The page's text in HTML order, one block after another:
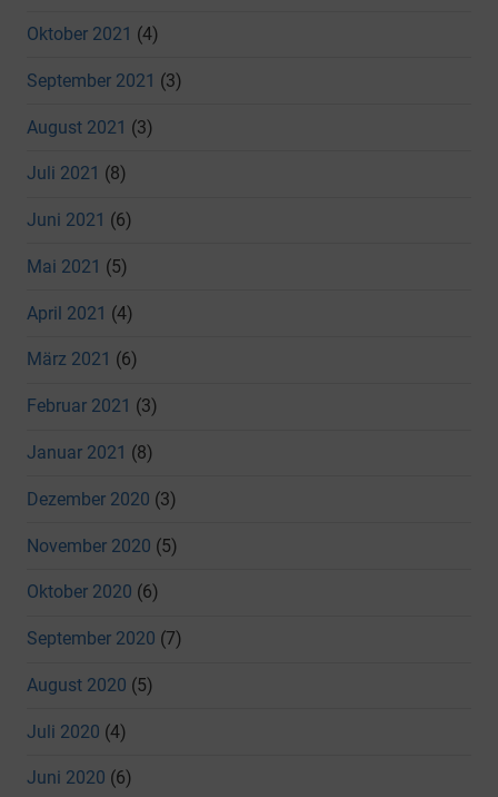
Oktober 2021 (4)
September 2021 (3)
August 2021 (3)
Juli 2021 (8)
Juni 2021 (6)
Mai 2021 (5)
April 2021 (4)
März 2021 (6)
Februar 2021 (3)
Januar 2021 (8)
Dezember 2020 (3)
November 2020 (5)
Oktober 2020 (6)
September 2020 (7)
August 2020 (5)
Juli 2020 (4)
Juni 2020 (6)